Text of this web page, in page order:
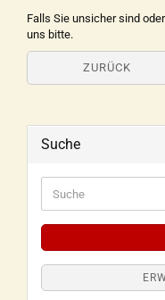
Falls Sie unsicher sind
uns bitte.
ZURÜCK
Suche